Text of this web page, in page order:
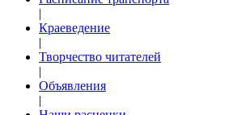
|
Краеведение
|
Творчество читателей
|
Объявления
|